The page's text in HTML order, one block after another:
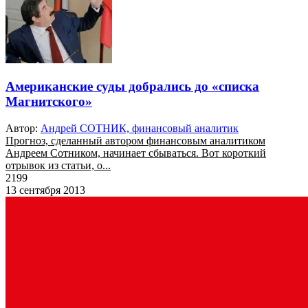
Американские суды добрались до «списка
Магнитского»
Автор: Андрей СОТНИК, финансовый аналитик
Прогноз, сделанный автором финансовым аналитиком
Андреем Сотником, начинает сбываться. Вот короткий
отрывок из статьи, о...
2199
13 сентября 2013